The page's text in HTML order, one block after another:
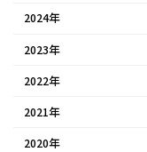
2024年
2023年
2022年
2021年
2020年